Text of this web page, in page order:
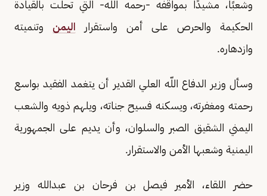
وشعبًا، مشيدًا بمواقفه -رحمه الله- التي تحلت بالقيادة
الحكيمة والحرص على أمن واستقرار اليمن وتنميته
وازدهاره.
وسأل وزير الدفاع اللّه العلي القدير أن يتغمد الفقيد بواسع
رحمته ومغفرته، ويسكنه فسيح جناته، ويلهم ذويه والشعب
اليمني الشقيق الصبر والسلوان، وأن يديم على الجمهورية
اليمنية وشعبها الأمن والاستقرار.
حضر اللقاء، الأمير فيصل بن فرحان بن عبدالله وزير